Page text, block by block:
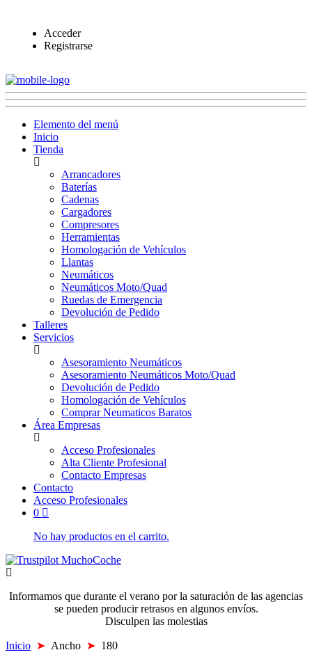
Acceder
Registrarse
Elemento del menú
Inicio
Tienda
Arrancadores
Baterías
Cadenas
Cargadores
Compresores
Herramientas
Homologación de Vehículos
Llantas
Neumáticos
Neumáticos Moto/Quad
Ruedas de Emergencia
Devolución de Pedido
Talleres
Servicios
Asesoramiento Neumáticos
Asesoramiento Neumáticos Moto/Quad
Devolución de Pedido
Homologación de Vehículos
Comprar Neumaticos Baratos
Área Empresas
Acceso Profesionales
Alta Cliente Profesional
Contacto Empresas
Contacto
Acceso Profesionales
0
No hay productos en el carrito.
Informamos que durante el verano por la saturación de las agencias
se pueden producir retrasos en algunos envíos.
Disculpen las molestias
Inicio ➤ Ancho ➤ 180